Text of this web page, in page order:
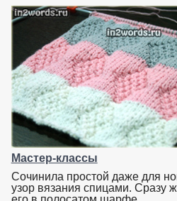
Мастер-классы
Сочинила простой даже для
узор вязания спицами. Сразу